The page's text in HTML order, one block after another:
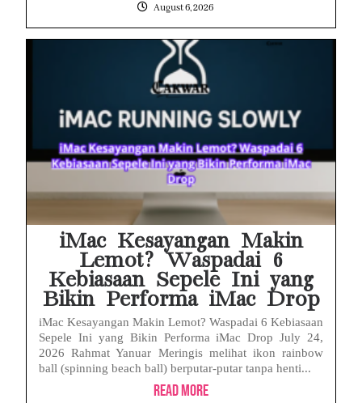
August 6, 2026
iMac Kesayangan Makin
Lemot? Waspadai 6
Kebiasaan Sepele Ini yang
Bikin Performa iMac Drop
iMac Kesayangan Makin Lemot? Waspadai 6 Kebiasaan
Sepele Ini yang Bikin Performa iMac Drop July 24,
2026 Rahmat Yanuar Meringis melihat ikon rainbow
ball (spinning beach ball) berputar-putar tanpa henti...
Read More